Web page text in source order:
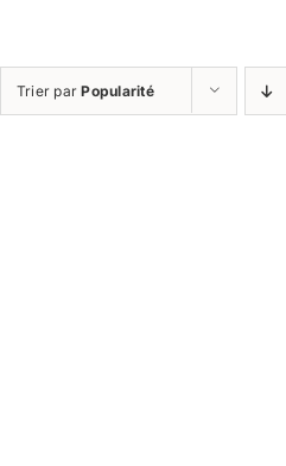
Trier parPopularité